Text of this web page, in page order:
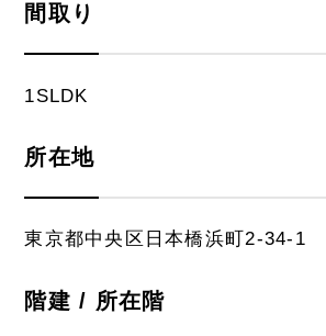
間取り
1SLDK
所在地
東京都中央区日本橋浜町2-34-1
階建 / 所在階